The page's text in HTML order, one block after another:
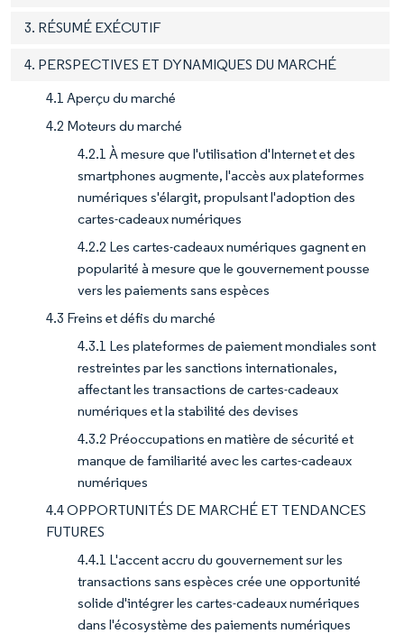
3. RÉSUMÉ EXÉCUTIF
4. PERSPECTIVES ET DYNAMIQUES DU MARCHÉ
4.1 Aperçu du marché
4.2 Moteurs du marché
4.2.1 À mesure que l'utilisation d'Internet et des
smartphones augmente, l'accès aux plateformes
numériques s'élargit, propulsant l'adoption des
cartes-cadeaux numériques
4.2.2 Les cartes-cadeaux numériques gagnent en
popularité à mesure que le gouvernement pousse
vers les paiements sans espèces
4.3 Freins et défis du marché
4.3.1 Les plateformes de paiement mondiales sont
restreintes par les sanctions internationales,
affectant les transactions de cartes-cadeaux
numériques et la stabilité des devises
4.3.2 Préoccupations en matière de sécurité et
manque de familiarité avec les cartes-cadeaux
numériques
4.4 OPPORTUNITÉS DE MARCHÉ ET TENDANCES
FUTURES
4.4.1 L'accent accru du gouvernement sur les
transactions sans espèces crée une opportunité
solide d'intégrer les cartes-cadeaux numériques
dans l'écosystème des paiements numériques